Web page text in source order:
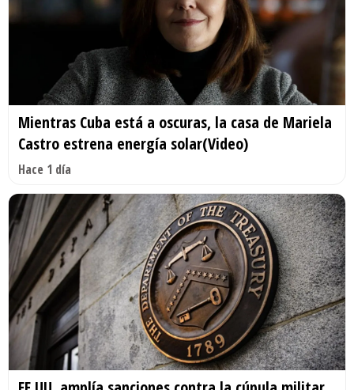
Mientras Cuba está a oscuras, la casa de Mariela
Castro estrena energía solar(Video)
Hace 1 día